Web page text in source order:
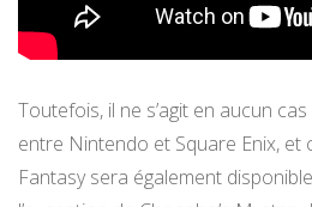
Toutefois, il ne s’agit en aucun
entre Nintendo et Square Enix, et
Fantasy sera également